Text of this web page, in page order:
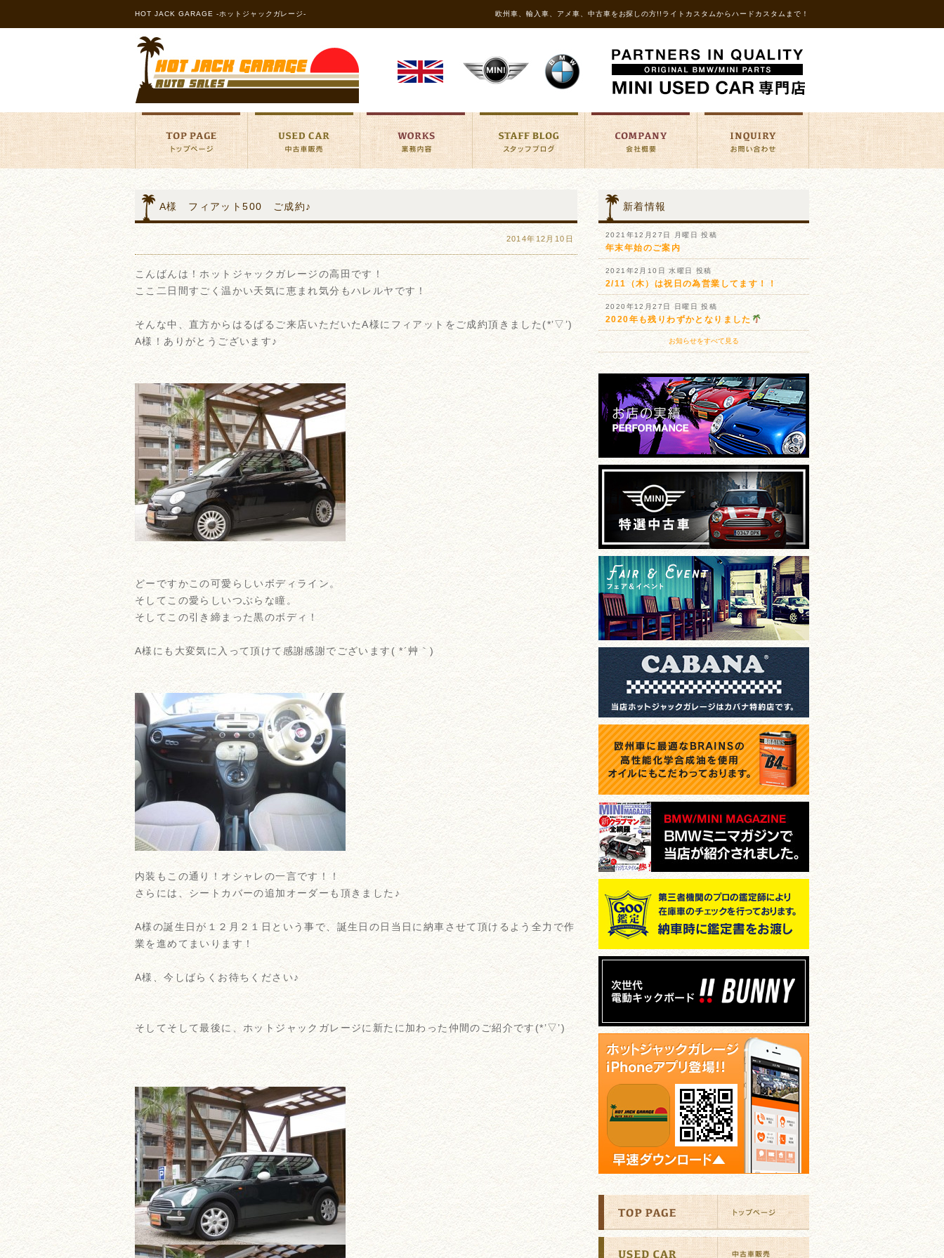
HOT JACK GARAGE -ホットジャックガレージ- 欧州車、輸入車、アメ車、中古車をお探しの方!!ライトカスタムからハードカスタムまで！
A様 フィアット500 ご成約♪
2014年12月10日
こんばんは！ホットジャックガレージの高田です！
ここ二日間すごく温かい天気に恵まれ気分もハレルヤです！
そんな中、直方からはるばるご来店いただいたA様にフィアットをご成約頂きました(*’▽’)
A様！ありがとうございます♪
どーですかこの可愛らしいボディライン。
そしてこの愛らしいつぶらな瞳。
そしてこの引き締まった黒のボディ！
A様にも大変気に入って頂けて感謝感謝でございます( *´艸｀)
内装もこの通り！オシャレの一言です！！
さらには、シートカバーの追加オーダーも頂きました♪
A様の誕生日が１２月２１日という事で、誕生日の日当日に納車させて頂けるよう全力で作
業を進めてまいります！
A様、今しばらくお待ちください♪
そしてそして最後に、ホットジャックガレージに新たに加わった仲間のご紹介です(*’▽’)
新着情報
2021年12月27日 月曜日 投稿
年末年始のご案内
2021年2月10日 水曜日 投稿
2/11（木）は祝日の為営業してます！！
2020年12月27日 日曜日 投稿
2020年も残りわずかとなりました
お知らせをすべて見る